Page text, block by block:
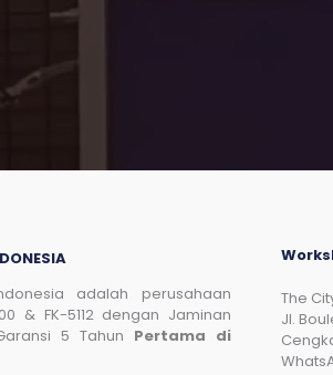
adalah perusahaan
& FK-5112 dengan Jaminan
5 Tahun Pertama di
The
Jl.